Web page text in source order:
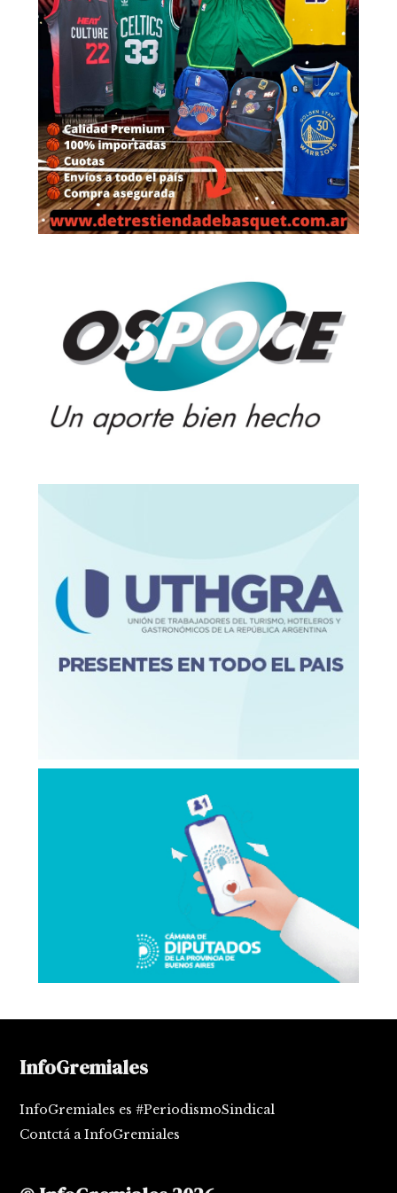
InfoGremiales
InfoGremiales es #PeriodismoSindical
Contctá a InfoGremiales